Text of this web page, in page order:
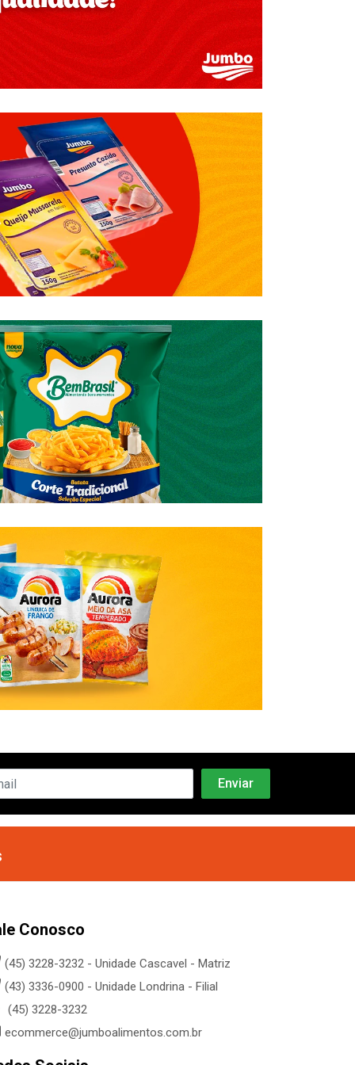
Conosco
(45) 3228-3232 - Unidade Cascavel - Matriz
(43) 3336-0900 - Unidade Londrina - Filial
(45) 3228-3232
ecommerce@jumboalimentos.com.br